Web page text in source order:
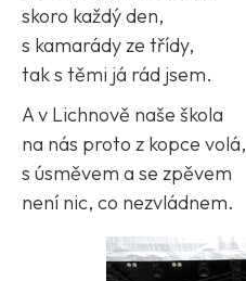
skoro každý den,
s kamarády ze třídy,
tak s těmi já rád jsem.
A v Lichnově naše škola
na nás proto z kopce volá,
s úsměvem a se zpěvem
není nic, co nezvládnem.